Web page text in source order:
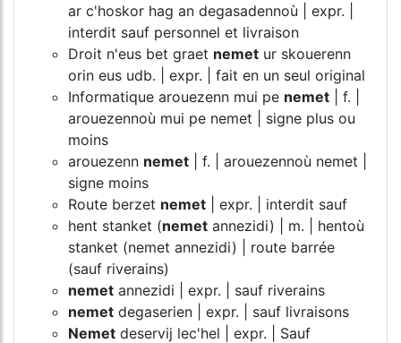
ar c'hoskor hag an degasadennoù | expr. |
interdit sauf personnel et livraison
Droit n'eus bet graet nemet ur skouerenn
orin eus udb. | expr. | fait en un seul original
Informatique arouezenn mui pe nemet | f. |
arouezennoù mui pe nemet | signe plus ou
moins
arouezenn nemet | f. | arouezennoù nemet |
signe moins
Route berzet nemet | expr. | interdit sauf
hent stanket (nemet annezidi) | m. | hentoù
stanket (nemet annezidi) | route barrée
(sauf riverains)
nemet annezidi | expr. | sauf riverains
nemet degaserien | expr. | sauf livraisons
Nemet deservij lec'hel | expr. | Sauf